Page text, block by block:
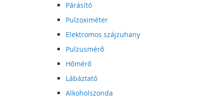
Párásító
Pulzoximéter
Elektromos szájzuhany
Pulzusmérő
Hőmérő
Lábáztató
Alkoholszonda